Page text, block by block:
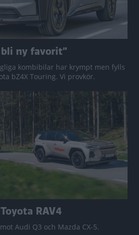
ny favorit”
kombibilar har krympt men fylls
bZ4X Touring. Vi provkör.
RAV4
Audi Q3 och Mazda CX-5.